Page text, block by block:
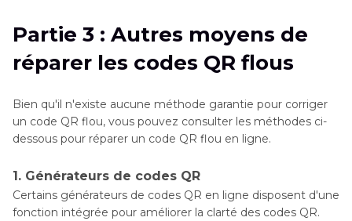
Partie 3 : Autres moyens de
réparer les codes QR flous
Bien qu'il n'existe aucune méthode garantie pour corriger
un code QR flou, vous pouvez consulter les méthodes ci-
dessous pour réparer un code QR flou en ligne.
1. Générateurs de codes QR
Certains générateurs de codes QR en ligne disposent d'une
fonction intégrée pour améliorer la clarté des codes QR.